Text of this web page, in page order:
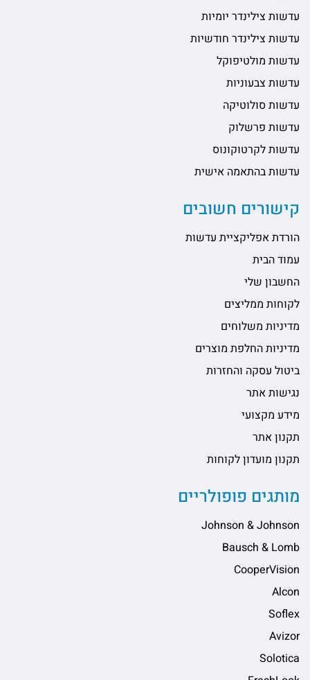
עדשות צילינדר יומיות
עדשות צילינדר חודשיות
עדשות מולטיפוקל
עדשות צבעוניות
עדשות סולוטיקה
עדשות פרשלוק
עדשות לקרטוקונוס
עדשות בהתאמה אישית
קישורים חשובים
הורדת אפליקציית עדשות
עמוד הבית
החשבון שלי
לקוחות ממליצים
מדיניות משלוחים
מדיניות החלפת מוצרים
ביטול עסקה והחזרות
נגישות אתר
מידע מקצועי
תקנון אתר
תקנון מועדון לקוחות
מותגים פופולריים
Johnson & Johnson
Bausch & Lomb
CooperVision
Alcon
Soflex
Avizor
Solotica